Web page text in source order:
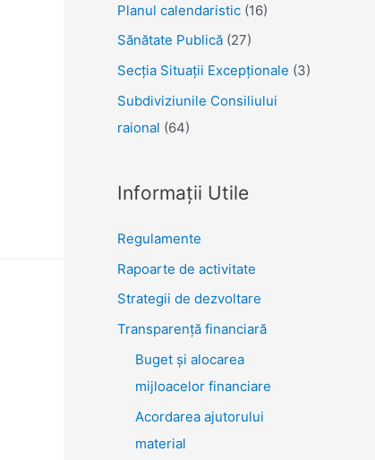
Planul calendaristic (16)
Sănătate Publică (27)
Secția Situații Excepționale (3)
Subdiviziunile Consiliului
raional (64)
Informații Utile
Regulamente
Rapoarte de activitate
Strategii de dezvoltare
Transparenţă financiară
Buget și alocarea
mijloacelor financiare
Acordarea ajutorului
material